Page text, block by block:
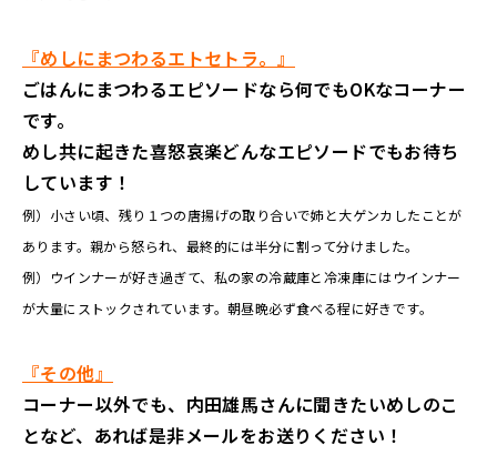
『めしにまつわるエトセトラ。』
ごはんにまつわるエピソードなら何でもOKなコーナー
です。
めし共に起きた喜怒哀楽どんなエピソードでもお待ち
しています！
例）小さい頃、残り１つの唐揚げの取り合いで姉と大ゲンカしたことが
あります。親から怒られ、最終的には半分に割って分けました。
例）ウインナーが好き過ぎて、私の家の冷蔵庫と冷凍庫にはウインナー
が大量にストックされています。朝昼晩必ず食べる程に好きです。
『その他』
コーナー以外でも、内田雄馬さんに聞きたいめしのこ
となど、あれば是非メールをお送りください！